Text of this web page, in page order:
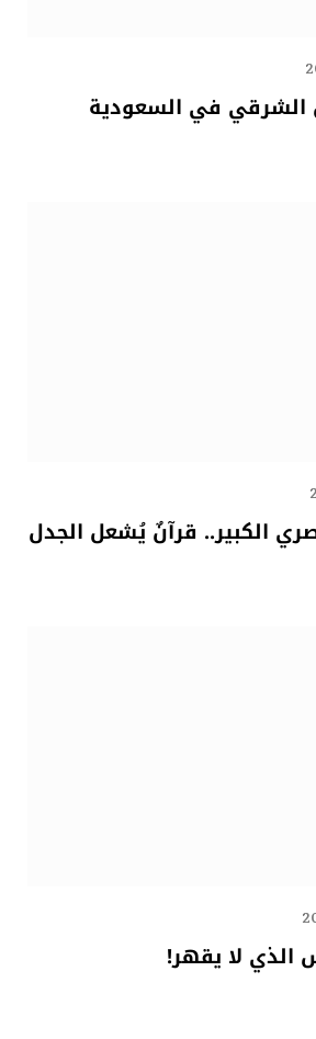
الشرقي في السعودية
الكبير.. قرآنٌ يُشعل الجدل
الذي لا يقهر!